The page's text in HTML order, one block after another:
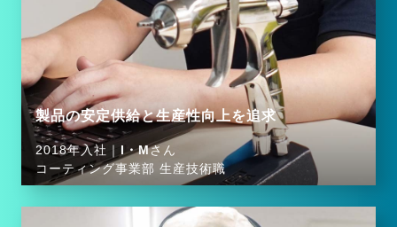
製品の安定供給と生産性向上を追求
2018年入社｜ I・Mさん
コーティング事業部 生産技術職